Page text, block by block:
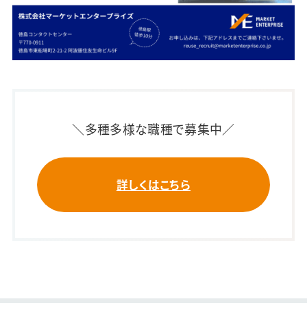
＼多種多様な職種で募集中／
詳しくはこちら